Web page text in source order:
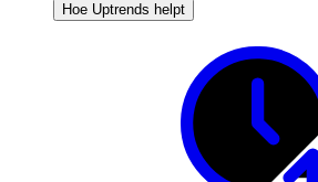
Hoe Uptrends helpt